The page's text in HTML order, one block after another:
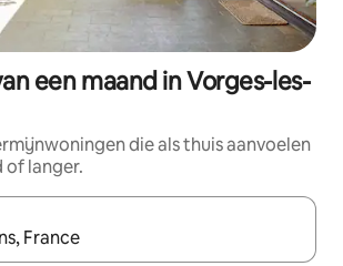
een maand in Vorges-les-
die als thuis aanvoelen
of langer.
beschikbaar zijn, maak je een keuze